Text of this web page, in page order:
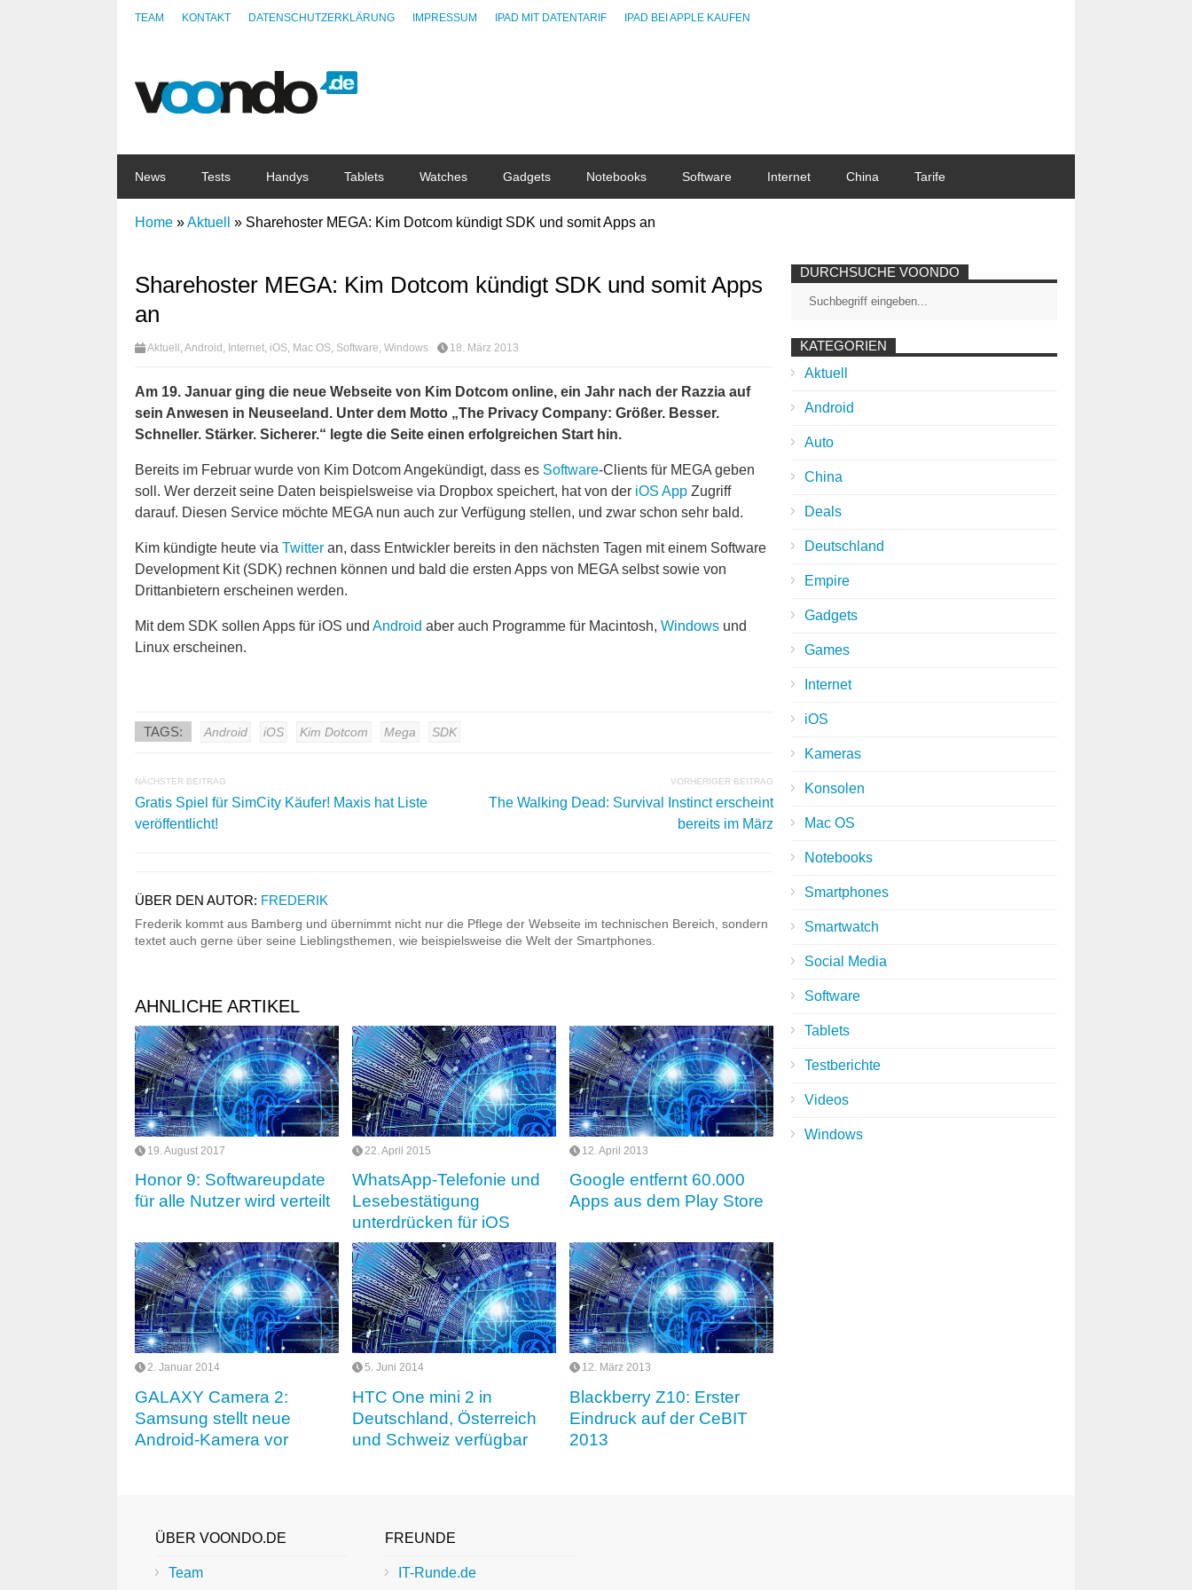
TEAM KONTAKT DATENSCHUTZERKLÄRUNG IMPRESSUM IPAD MIT DATENTARIF IPAD BEI APPLE KAUFEN
News Tests Handys Tablets Watches Gadgets Notebooks Software Internet China Tarife
Home »Aktuell » Sharehoster MEGA: Kim Dotcom kündigt SDK und somit Apps an
Sharehoster MEGA: Kim Dotcom kündigt SDK und somit Apps
an
Aktuell ,Android , Internet, iOS, Mac OS, Software, Windows 18. März 2013
Am 19. Januar ging die neue Webseite von Kim Dotcom online, ein Jahr nach der Razzia auf
sein Anwesen in Neuseeland. Unter dem Motto „The Privacy Company: Größer. Besser.
Schneller. Stärker. Sicherer.“ legte die Seite einen erfolgreichen Start hin.
Bereits im Februar wurde von Kim Dotcom Angekündigt, dass es Software-Clients für MEGA geben
soll. Wer derzeit seine Daten beispielsweise via Dropbox speichert, hat von der iOS App Zugriff
darauf. Diesen Service möchte MEGA nun auch zur Verfügung stellen, und zwar schon sehr bald.
Kim kündigte heute via Twitter an, dass Entwickler bereits in den nächsten Tagen mit einem Software
Development Kit (SDK) rechnen können und bald die ersten Apps von MEGA selbst sowie von
Drittanbietern erscheinen werden.
Mit dem SDK sollen Apps für iOS und Android aber auch Programme für Macintosh, Windows und
Linux erscheinen.
TAGS: Android iOS Kim Dotcom Mega SDK
NÄCHSTER BEITRAG
Gratis Spiel für SimCity Käufer! Maxis hat Liste
veröffentlicht!
VORHERIGER BEITRAG
The Walking Dead: Survival Instinct erscheint
bereits im März
ÜBER DEN AUTOR: FREDERIK
Frederik kommt aus Bamberg und übernimmt nicht nur die Pflege der Webseite im technischen Bereich, sondern
textet auch gerne über seine Lieblingsthemen, wie beispielsweise die Welt der Smartphones.
AHNLICHE ARTIKEL
19. August 2017
Honor 9: Softwareupdate
für alle Nutzer wird verteilt
22. April 2015
WhatsApp-Telefonie und
Lesebestätigung
unterdrücken für iOS
12. April 2013
Google entfernt 60.000
Apps aus dem Play Store
2. Januar 2014
GALAXY Camera 2:
Samsung stellt neue
Android-Kamera vor
5. Juni 2014
HTC One mini 2 in
Deutschland, Österreich
und Schweiz verfügbar
12. März 2013
Blackberry Z10: Erster
Eindruck auf der CeBIT
2013
DURCHSUCHE VOONDO
KATEGORIEN
Aktuell
Android
Auto
China
Deals
Deutschland
Empire
Gadgets
Games
Internet
iOS
Kameras
Konsolen
Mac OS
Notebooks
Smartphones
Smartwatch
Social Media
Software
Tablets
Testberichte
Videos
Windows
ÜBER VOONDO.DE
Team
FREUNDE
IT-Runde.de